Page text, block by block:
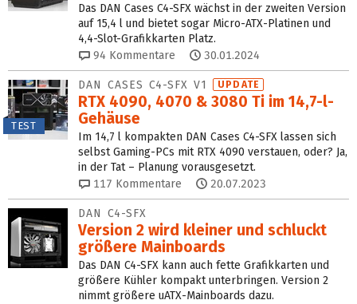
Das DAN Cases C4-SFX wächst in der zweiten Version
auf 15,4 l und bietet sogar Micro-ATX-Platinen und
4,4-Slot-Grafikkarten Platz.
94 Kommentare 30.01.2024
TEST
DAN CASES C4-SFX V1 UPDATE
RTX 4090, 4070 & 3080 Ti im 14,7-l-
Gehäuse
Im 14,7 l kompakten DAN Cases C4-SFX lassen sich
selbst Gaming-PCs mit RTX 4090 verstauen, oder? Ja,
in der Tat – Planung vorausgesetzt.
117 Kommentare 20.07.2023
DAN C4-SFX
Version 2 wird kleiner und schluckt
größere Mainboards
Das DAN C4-SFX kann auch fette Grafikkarten und
größere Kühler kompakt unterbringen. Version 2
nimmt größere uATX-Mainboards dazu.